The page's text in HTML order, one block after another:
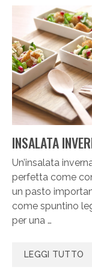
INSALATA
Un’insalata
perfetta come
un pasto
come spuntino
per una …
LEGGI TUTTO